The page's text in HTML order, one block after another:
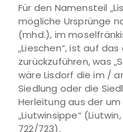
Für den Namensteil
mögliche Ursprünge
(mhd.), im
„Lieschen“, ist auf
zurückzuführen, was
wäre Lisdorf die im /
Siedlung oder die
Herleitung aus der
„Liutwinsippe“
722/723).